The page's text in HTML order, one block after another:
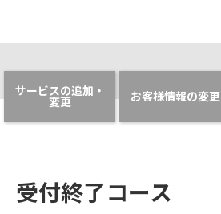
サービスの追加・
変更
お客様情報の変更
受付終了コース